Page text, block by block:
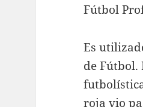
Fútbol
Es
de Fútbol.
roja vio